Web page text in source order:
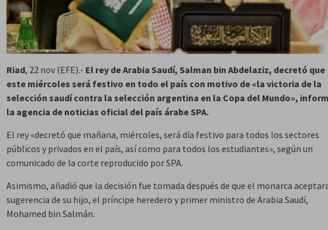
Riad, 22 nov (EFE).- El rey de Arabia Saudí, Salman bin Abdelaziz, decretó que
este miércoles será festivo en todo el país con motivo de «la victoria de la
selección saudí contra la selección argentina en la Copa del Mundo»,
la agencia de noticias oficial del país árabe SPA.
El rey «decretó que mañana, miércoles, será día festivo para todos los sectores
públicos y privados en el país, así como para todos los estudiantes», según un
comunicado de la corte reproducido por SPA.
Asimismo, añadió que la decisión fue tomada después de que el monarca
sugerencia de su hijo, el príncipe heredero y primer ministro de Arabia Saudí,
Mohamed bin Salmán.